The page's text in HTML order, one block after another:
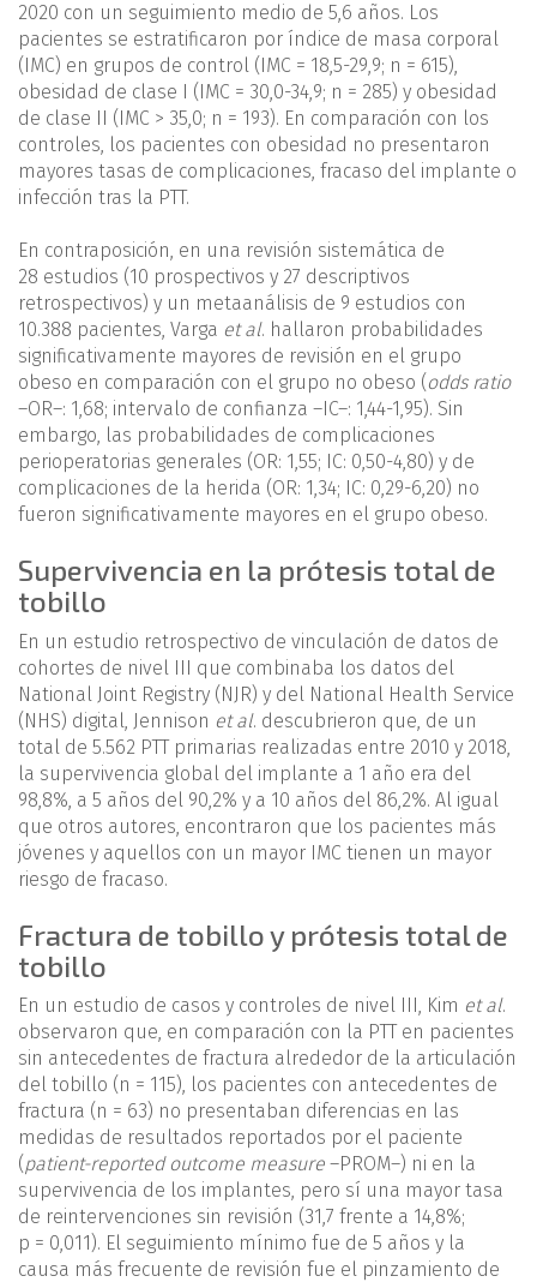
2020 con un seguimiento medio de 5,6 años. Los
pacientes se estratificaron por índice de masa corporal
(IMC) en grupos de control (IMC = 18,5-29,9; n = 615),
obesidad de clase I (IMC = 30,0-34,9; n = 285) y obesidad
de clase II (IMC > 35,0; n = 193). En comparación con los
controles, los pacientes con obesidad no presentaron
mayores tasas de complicaciones, fracaso del implante o
infección tras la PTT.
En contraposición, en una revisión sistemática de
28 estudios (10 prospectivos y 27 descriptivos
retrospectivos) y un metaanálisis de 9 estudios con
10.388 pacientes, Varga et al. hallaron probabilidades
significativamente mayores de revisión en el grupo
obeso en comparación con el grupo no obeso (odds ratio
–OR–: 1,68; intervalo de confianza –IC–: 1,44-1,95). Sin
embargo, las probabilidades de complicaciones
perioperatorias generales (OR: 1,55; IC: 0,50-4,80) y de
complicaciones de la herida (OR: 1,34; IC: 0,29-6,20) no
fueron significativamente mayores en el grupo obeso.
Supervivencia en la prótesis total de
tobillo
En un estudio retrospectivo de vinculación de datos de
cohortes de nivel III que combinaba los datos del
National Joint Registry (NJR) y del National Health Service
(NHS) digital, Jennison et al. descubrieron que, de un
total de 5.562 PTT primarias realizadas entre 2010 y 2018,
la supervivencia global del implante a 1 año era del
98,8%, a 5 años del 90,2% y a 10 años del 86,2%. Al igual
que otros autores, encontraron que los pacientes más
jóvenes y aquellos con un mayor IMC tienen un mayor
riesgo de fracaso.
Fractura de tobillo y prótesis total de
tobillo
En un estudio de casos y controles de nivel III, Kim et al.
observaron que, en comparación con la PTT en pacientes
sin antecedentes de fractura alrededor de la articulación
del tobillo (n = 115), los pacientes con antecedentes de
fractura (n = 63) no presentaban diferencias en las
medidas de resultados reportados por el paciente
(patient-reported outcome measure –PROM–) ni en la
supervivencia de los implantes, pero sí una mayor tasa
de reintervenciones sin revisión (31,7 frente a 14,8%;
p = 0,011). El seguimiento mínimo fue de 5 años y la
causa más frecuente de revisión fue el pinzamiento de